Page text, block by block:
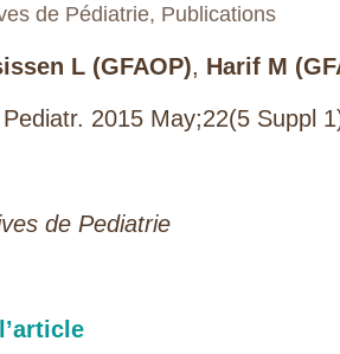
de Pédiatrie, Publications
L (GFAOP), Harif M
2015 May;22(5 Suppl
de Pediatrie